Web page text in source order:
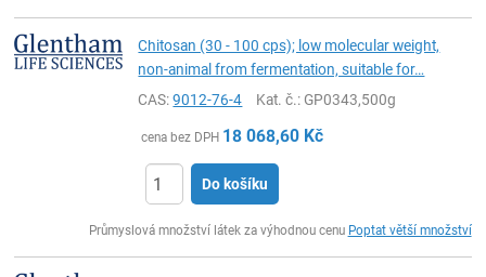
Chitosan (30 - 100 cps); low molecular weight,
non-animal from fermentation, suitable for…
CAS:9012-76-4 Kat. č.: GP0343,500g
cena bez DPH 18 068,60 Kč
Do košíku
Průmyslová množství látek za výhodnou cenu Poptat větší množství